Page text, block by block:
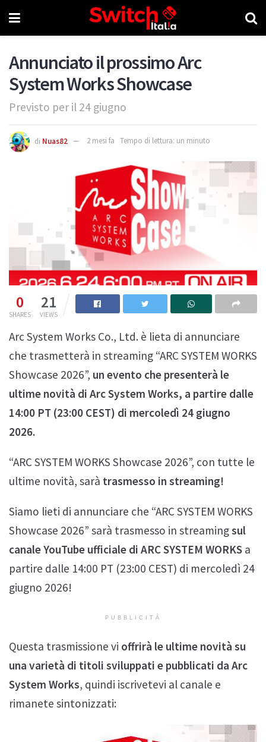
Annunciato il prossimo Arc
System Works Showcase
Previsto per il 24 giugno
di Nuas82 2 mesi fa Tempo di lettura: un minuto
0
SHARES
21
VIEWS
Arc System Works Co., Ltd. è lieta di annunciare
che trasmetterà in streaming “ARC SYSTEM WORKS
Showcase 2026”, un evento che presenterà le
ultime novità di Arc System Works, a partire dalle
14:00 PT (23:00 CEST) di mercoledì 24 giugno
2026.
“ARC SYSTEM WORKS Showcase 2026”, con tutte le
ultime novità, sarà trasmesso in streaming!
Siamo lieti di annunciare che “ARC SYSTEM WORKS
Showcase 2026” sarà trasmesso in streamingsul
canale YouTube ufficiale di ARC SYSTEM WORKS a
partire dalle 14:00 PT (23:00 CEST) di mercoledì 24
giugno 2026!
PUBBLICITÀ
Questa trasmissione vi offrirà le ultime novità su
una varietà di titoli sviluppati e pubblicati da Arc
System Works, quindi iscrivetevi al canale e
rimanete sintonizzati: